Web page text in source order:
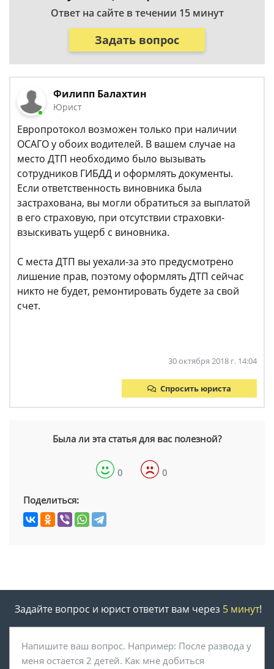
Ответ на сайте в течении 15 минут
Задать вопрос
Филипп Балахтин
Юрист
Европротокол возможен только при наличии
ОСАГО у обоих водителей. В вашем случае на
место ДТП необходимо было вызывать
сотрудников ГИБДД и оформлять документы.
Если ответственность виновника была
застрахована, вы могли обратиться за выплатой
в его страховую, при отсутствии страховки-
взыскивать ущерб с виновника.
С места ДТП вы уехали-за это предусмотрено
лишение прав, поэтому оформлять ДТП сейчас
никто не будет, ремонтировать будете за свой
счет.
30 октября 2018 г. 14:04
Спросить юриста
Была ли эта статья для вас полезной?
0 0
Поделиться:
Задайте вопрос и юрист ответит вам через 5 минут!